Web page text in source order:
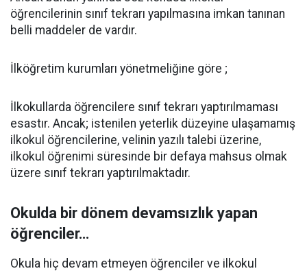
öğrencilerinin sınıf tekrarı yapılmasına imkan tanınan
belli maddeler de vardır.
İlköğretim kurumları yönetmeliğine göre ;
İlkokullarda öğrencilere sınıf tekrarı yaptırılmaması
esastır. Ancak; istenilen yeterlik düzeyine ulaşamamış
ilkokul öğrencilerine, velinin yazılı talebi üzerine,
ilkokul öğrenimi süresinde bir defaya mahsus olmak
üzere sınıf tekrarı yaptırılmaktadır.
Okulda bir dönem devamsızlık yapan
öğrenciler…
Okula hiç devam etmeyen öğrenciler ve ilkokul